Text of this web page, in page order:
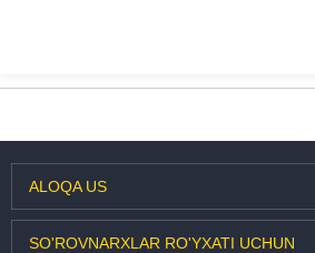
ALOQAUS
SO'ROVNARXLAR RO'YXATI UCHUN